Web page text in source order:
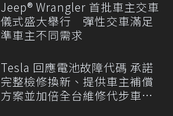
Jeep® Wrangler 首批車主交車
儀式盛大舉行 彈性交車滿足
準車主不同需求
Tesla 回應電池故障代碼 承諾
完整檢修換新、提供車主補償
方案並加倍全台維修代步車數